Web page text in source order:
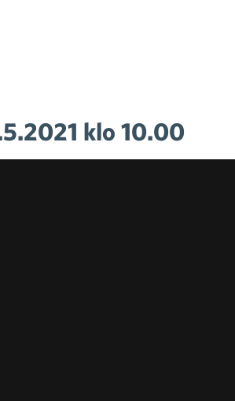
klo 10.00